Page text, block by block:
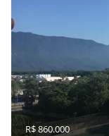
R$ 860.000